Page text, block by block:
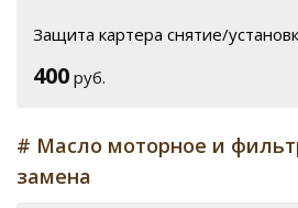
Защита картера снятие/
400 руб.
# Масло моторное и
замена